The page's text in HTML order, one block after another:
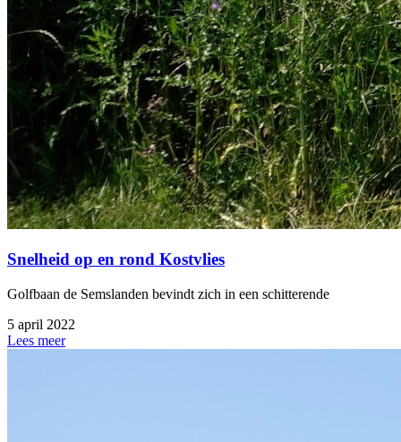
Snelheid op en rond Kostvlies
Golfbaan de Semslanden bevindt zich in een schitterende
5 april 2022
Lees meer